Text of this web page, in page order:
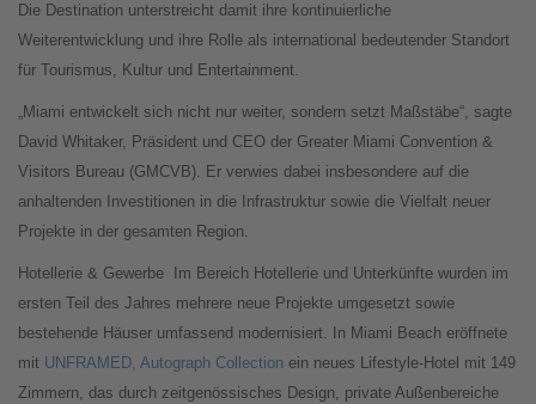
Die Destination unterstreicht damit ihre kontinuierliche
Weiterentwicklung und ihre Rolle als international bedeutender Standort
für Tourismus, Kultur und Entertainment.
„Miami entwickelt sich nicht nur weiter, sondern setzt Maßstäbe“, sagte
David Whitaker, Präsident und CEO der Greater Miami Convention &
Visitors Bureau (GMCVB). Er verwies dabei insbesondere auf die
anhaltenden Investitionen in die Infrastruktur sowie die Vielfalt neuer
Projekte in der gesamten Region.
Hotellerie & Gewerbe
Im Bereich Hotellerie und Unterkünfte wurden im
ersten Teil des Jahres mehrere neue Projekte umgesetzt sowie
bestehende Häuser umfassend modernisiert. In Miami Beach eröffnete
mit UNFRAMED, Autograph Collection ein neues Lifestyle-Hotel mit 149
Zimmern, das durch zeitgenössisches Design, private Außenbereiche